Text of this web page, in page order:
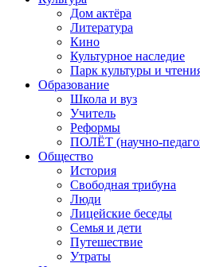
Дом актёра
Литература
Кино
Культурное наследие
Парк культуры и
Образование
Школа и вуз
Учитель
Реформы
ПОЛЁТ (научно-
Общество
История
Свободная трибуна
Люди
Лицейские беседы
Семья и дети
Путешествие
Утраты